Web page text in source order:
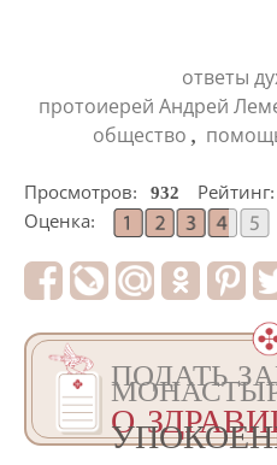
ответы
протоиерей Андрей
общество ,
Просмотров: 932 Рейтинг:
Оценка:
ПОДАТЬ
О